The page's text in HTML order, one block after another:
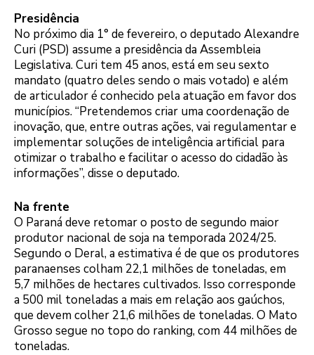
Presidência
No próximo dia 1° de fevereiro, o deputado Alexandre
Curi (PSD) assume a presidência da Assembleia
Legislativa. Curi tem 45 anos, está em seu sexto
mandato (quatro deles sendo o mais votado) e além
de articulador é conhecido pela atuação em favor dos
municípios. “Pretendemos criar uma coordenação de
inovação, que, entre outras ações, vai regulamentar e
implementar soluções de inteligência artificial para
otimizar o trabalho e facilitar o acesso do cidadão às
informações”, disse o deputado.
Na frente
O Paraná deve retomar o posto de segundo maior
produtor nacional de soja na temporada 2024/25.
Segundo o Deral, a estimativa é de que os produtores
paranaenses colham 22,1 milhões de toneladas, em
5,7 milhões de hectares cultivados. Isso corresponde
a 500 mil toneladas a mais em relação aos gaúchos,
que devem colher 21,6 milhões de toneladas. O Mato
Grosso segue no topo do ranking, com 44 milhões de
toneladas.